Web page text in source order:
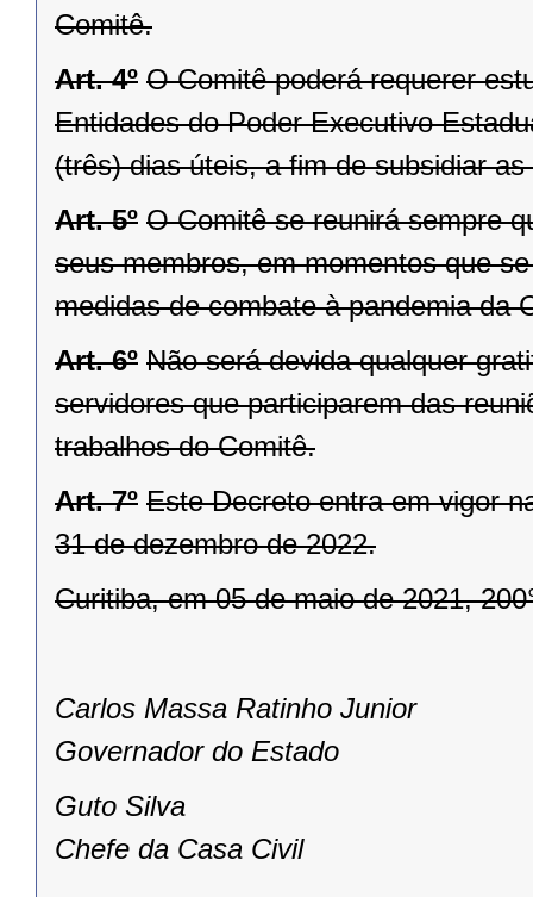
Comitê.
Art. 4º O Comitê poderá requerer
Entidades do Poder Executivo
(três) dias úteis, a fim de subsidiar
Art. 5º O Comitê se reunirá sempre
seus membros, em momentos que
medidas de combate à pandemia da
Art. 6º Não será devida qualquer
servidores que participarem das
trabalhos do Comitê.
Art. 7º Este Decreto entra em vigor
31 de dezembro de 2022.
Curitiba, em 05 de maio de 2021,
Carlos Massa Ratinho Junior
Governador do Estado
Guto Silva
Chefe da Casa Civil